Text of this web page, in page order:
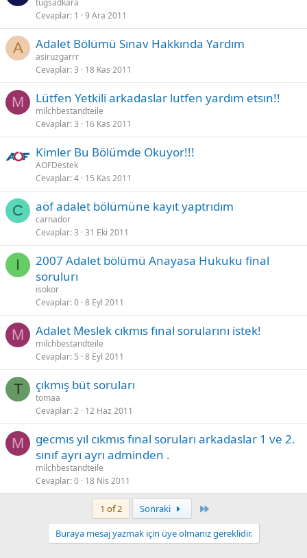
tugsadkara
Cevaplar 1 9 Ara 2011
A Adalet Bölümü Sınav Hakkında Yardım
asiruzgarrr
Cevaplar 3 18 Kas 2011
M Lütfen Yetkili arkadaslar lutfen yardım etsın!!
milchbestandteile
Cevaplar 3 16 Kas 2011
Kimler Bu Bölümde Okuyor!!!
AOFDestek
Cevaplar 4 15 Kas 2011
C aöf adalet bölümüne kayıt yaptrıdım
carnador
Cevaplar 3 31 Eki 2011
I
2007 Adalet bölümü Anayasa Hukuku final
sorulurı
isokor
Cevaplar 0 8 Eyl 2011
M Adalet Meslek cıkmıs fınal sorularını istek!
milchbestandteile
Cevaplar 5 8 Eyl 2011
T çıkmış büt soruları
tomaa
Cevaplar 2 12 Haz 2011
M
gecmıs yıl cıkmıs fınal soruları arkadaslar 1 ve 2.
sınıf ayrı ayrı adminden .
milchbestandteile
Cevaplar 0 18 Nis 2011
1 of 2 Sonraki
Buraya mesaj yazmak için üye olmanız gereklidir.